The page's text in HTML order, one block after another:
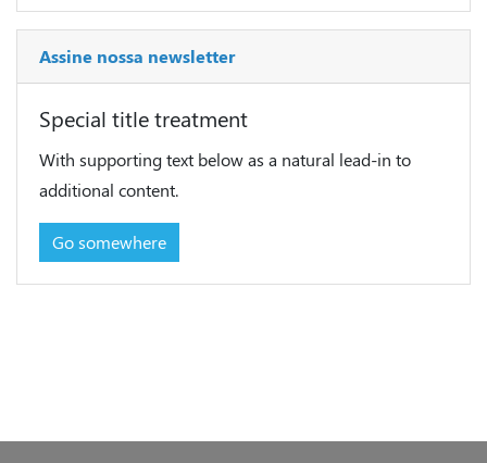
Assine nossa newsletter
Special title treatment
With supporting text below as a natural lead-in to
additional content.
Go somewhere